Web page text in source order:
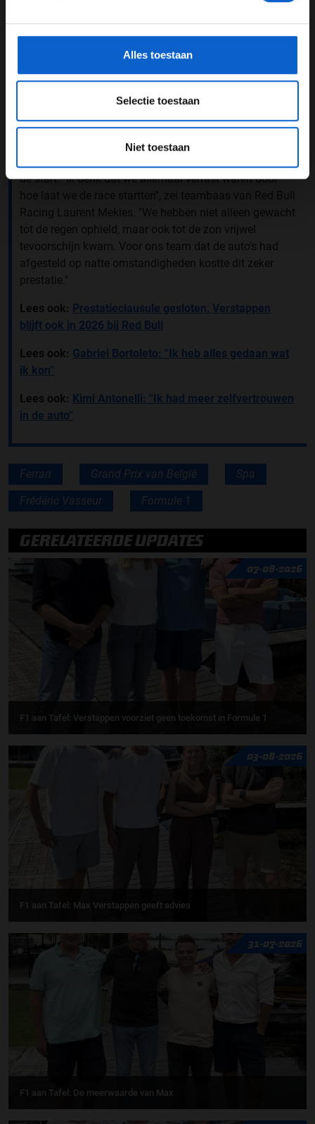
Alles toestaan
Selectie toestaan
Niet toestaan
A post shared by FORMULA 1® (@f1)
Niet iedereen blij
de start. ''Ik denk dat we allemaal verrast waren door
hoe laat we de race startten'', zei teambaas van Red Bull
Racing Laurent Mekies. ''We hebben niet alleen gewacht
tot de regen ophield, maar ook tot de zon vrijwel
tevoorschijn kwam. Voor ons team dat de auto's had
afgesteld op natte omstandigheden kostte dit zeker
prestatie.''
Lees ook: Prestatieclausule gesloten, Verstappen
blijft ook in 2026 bij Red Bull
Lees ook: Gabriel Bortoleto: ''Ik heb alles gedaan wat
ik kon''
Lees ook: Kimi Antonelli: ''Ik had meer zelfvertrouwen
in de auto''
Ferrari Grand Prix van België Spa
Frédéric Vasseur Formule 1
GERELATEERDE UPDATES
07-08-2026
F1 aan Tafel: Verstappen voorziet geen toekomst in Formule 1
03-08-2026
F1 aan Tafel: Max Verstappen geeft advies
31-07-2026
F1 aan Tafel: De meerwaarde van Max
voor meer informatie over
gegevensgebruik en -bescherming.